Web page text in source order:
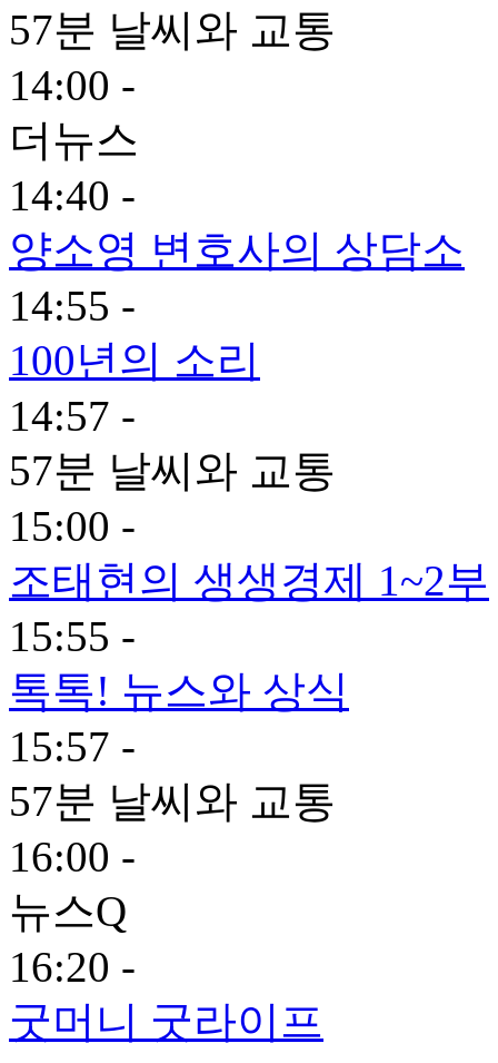
57분 날씨와 교통
14:00 -
더뉴스
14:40 -
양소영 변호사의 상담소
14:55 -
100년의 소리
14:57 -
57분 날씨와 교통
15:00 -
조태현의 생생경제 1~2부
15:55 -
톡톡! 뉴스와 상식
15:57 -
57분 날씨와 교통
16:00 -
뉴스Q
16:20 -
굿머니 굿라이프